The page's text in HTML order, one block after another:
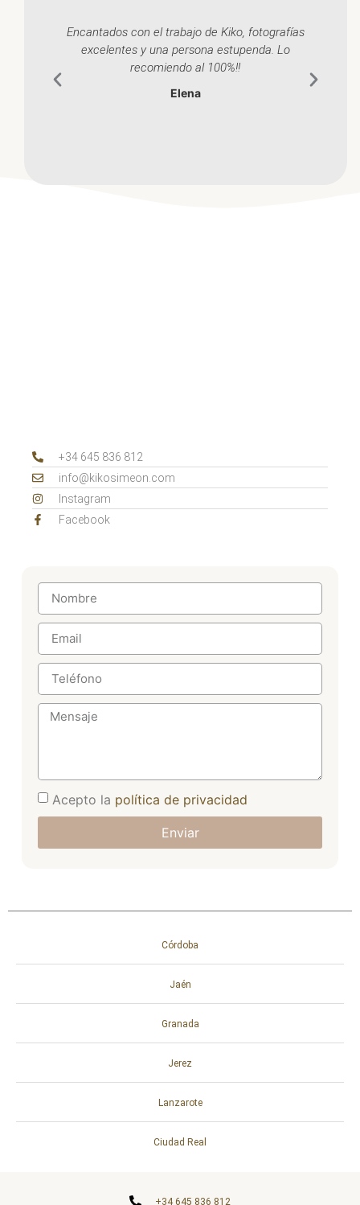
Encantados con el trabajo de Kiko, fotografías
excelentes y una persona estupenda. Lo
recomiendo al 100%!!
Elena
+34 645 836 812‬
info@kikosimeon.com
Instagram
Facebook
Acepto la política de privacidad
Enviar
Córdoba
Jaén
Granada
Jerez
Lanzarote
Ciudad Real
‭+34 645 836 812‬